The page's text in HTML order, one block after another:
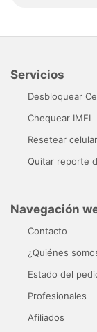
Servicios
Desbloquear
Chequear IMEI
Resetear celular
Quitar reporte
Navegación
Contacto
¿Quiénes
Estado del
Profesionales
Afiliados